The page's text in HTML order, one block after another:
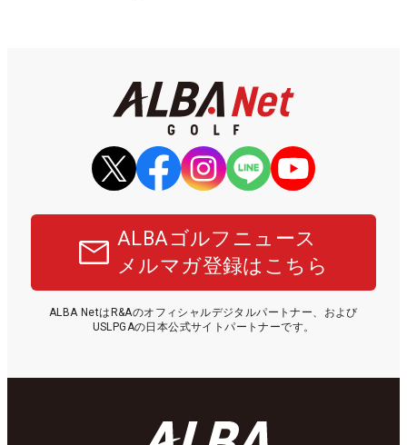
ALBAゴルフニュース
メルマガ登録はこちら
ALBA NetはR&Aのオフィシャルデジタルパートナー、および
USLPGAの日本公式サイトパートナーです。